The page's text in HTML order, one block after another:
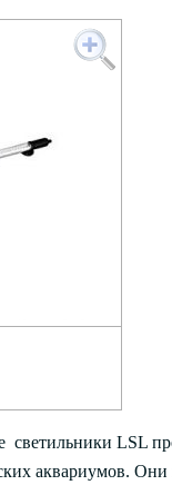
LSL
аквариумов.